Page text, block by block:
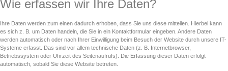
Wie erfassen wir Ihre Daten?
Ihre Daten werden zum einen dadurch erhoben, dass Sie uns diese mitteilen. Hierbei kann
es sich z. B. um Daten handeln, die Sie in ein Kontaktformular eingeben. Andere Daten
werden automatisch oder nach Ihrer Einwilligung beim Besuch der Website durch unsere IT-
Systeme erfasst. Das sind vor allem technische Daten (z. B. Internetbrowser,
Betriebssystem oder Uhrzeit des Seitenaufrufs). Die Erfassung dieser Daten erfolgt
automatisch, sobald Sie diese Website betreten.